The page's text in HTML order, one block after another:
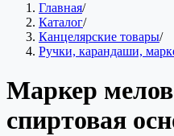
Главная/
Каталог/
Канцелярские товары/
Ручки, карандаши,
Маркер
спиртовая